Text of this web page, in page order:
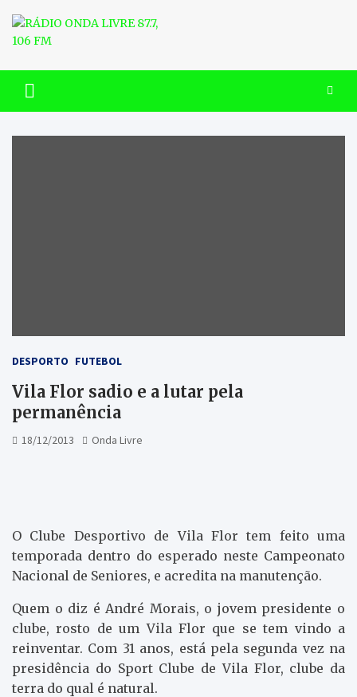
content
RÁDIO ONDA LIVRE 87.7, 106
FM
DESPORTO FUTEBOL
Vila Flor sadio e a lutar pela
permanência
18/12/2013 Onda Livre
O Clube Desportivo de Vila Flor tem feito uma
temporada dentro do esperado neste Campeonato
Nacional de Seniores, e acredita na manutenção.
Quem o diz é André Morais, o jovem presidente o
clube, rosto de um Vila Flor que se tem vindo a
reinventar. Com 31 anos, está pela segunda vez na
presidência do Sport Clube de Vila Flor, clube da
terra do qual é natural.